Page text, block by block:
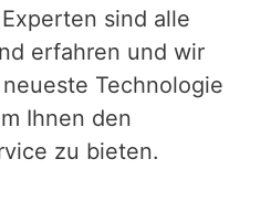
sind alle
erfahren und wir
Technologie
Ihnen den
zu bieten.